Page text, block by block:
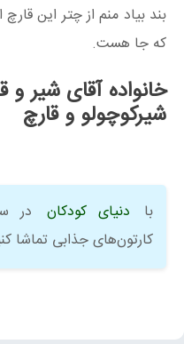
بند بیاد منم از چتر این
که جا هست.
خانواده آقای شیر
شیرکوچولو و قارچ
با دنیای کودکان
در
کارتون‌های جذابی تماشا